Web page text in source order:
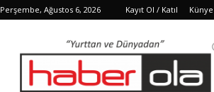
Perşembe, Ağustos 6, 2026 Kayıt Ol / Katıl Künye